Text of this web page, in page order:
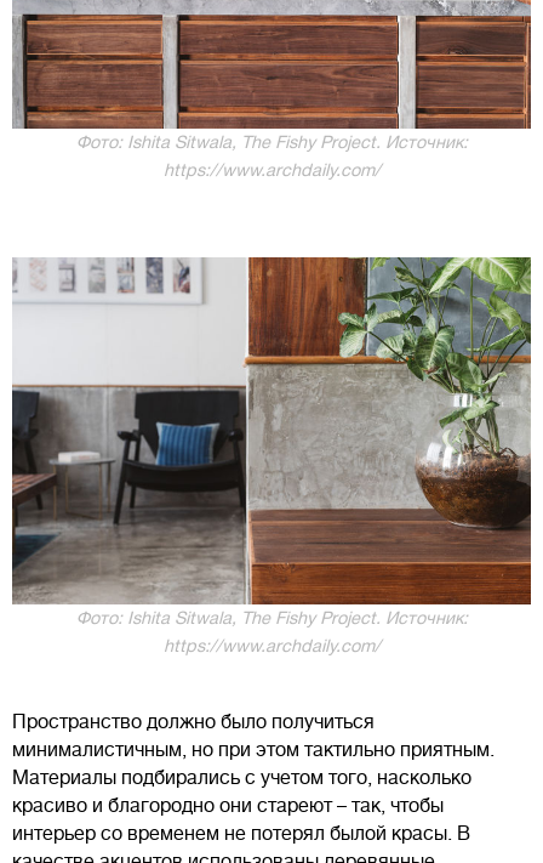
Фото: Ishita Sitwala, The Fishy Project. Источник:
https://www.archdaily.com/
Фото: Ishita Sitwala, The Fishy Project. Источник:
https://www.archdaily.com/
Пространство должно было получиться
минималистичным, но при этом тактильно приятным.
Материалы подбирались с учетом того, насколько
красиво и благородно они стареют – так, чтобы
интерьер со временем не потерял былой красы. В